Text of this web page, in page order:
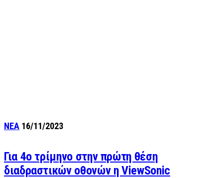
ΝΕΑ 16/11/2023
Για 4ο τρίμηνο στην πρώτη θέση
διαδραστικών οθονών η ViewSonic